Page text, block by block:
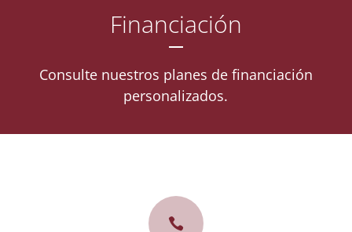
Financiación
Consulte nuestros planes de financiación
personalizados.
